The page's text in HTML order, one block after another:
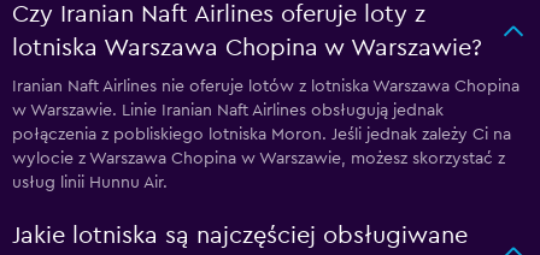
Czy Iranian Naft Airlines oferuje loty z
lotniska Warszawa Chopina w Warszawie?
Iranian Naft Airlines nie oferuje lotów z lotniska Warszawa Chopina
w Warszawie. Linie Iranian Naft Airlines obsługują jednak
połączenia z pobliskiego lotniska Moron. Jeśli jednak zależy Ci na
wylocie z Warszawa Chopina w Warszawie, możesz skorzystać z
usług linii Hunnu Air.
Jakie lotniska są najczęściej obsługiwane